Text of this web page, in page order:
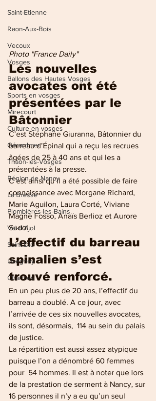
Saint-Etienne
Raon-Aux-Bois
Vecoux
Vosges
Ballons des Hautes Vosges
Sports en vosges
Mirecourt
Culture en vosges
Gérardmer
Thaon-les-Vosges
Région de Nancy
La Bresse
Plombières-les-Bains
Val-d'Ajol
Saint-Dié
Uxegney
Charmes
Photo "France Daily"
Les nouvelles
avocates ont été
présentées par le
Bâtonnier
C’est Stéphane Giuranna, Bâtonnier du
barreau d’Épinal qui a reçu les recrues
âgées de 25 à 40 ans et qui les a
présentées à la presse.
C’est ainsi qu’il a été possible de faire
connaissance avec Morgane Richard,
Marie Aguilon, Laura Corté, Viviane
Magne Fosso, Anaïs Berlioz et Aurore
Sudol.
L’effectif du barreau
spinalien s’est
trouvé renforcé.
En un peu plus de 20 ans, l’effectif du
barreau a doublé. A ce jour, avec
l’arrivée de ces six nouvelles avocates,
ils sont, désormais,  114 au sein du palais
de justice.
La répartition est aussi assez atypique
puisque l’on a dénombré 60 femmes
pour  54 hommes. Il est à noter que lors
de la prestation de serment à Nancy, sur
16 personnes il n’y a eu qu’un seul